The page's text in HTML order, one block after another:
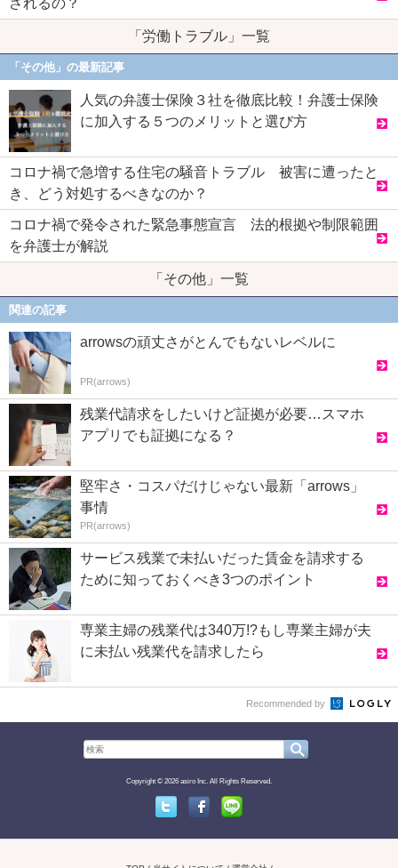
されるの？
「労働トラブル」一覧
「その他」の最新記事
人気の弁護士保険３社を徹底比較！弁護士保険
に加入する５つのメリットと選び方
コロナ禍で急増する住宅の騒音トラブル 被害に遭ったと
き、どう対処するべきなのか？
コロナ禍で発令された緊急事態宣言 法的根拠や制限範囲
を弁護士が解説
「その他」一覧
関連の記事
arrowsの頑丈さがとんでもないレベルに
PR(arrows)
残業代請求をしたいけど証拠が必要…スマホ
アプリでも証拠になる？
堅牢さ・コスパだけじゃない最新「arrows」
事情
PR(arrows)
サービス残業で未払いだった賃金を請求する
ために知っておくべき3つのポイント
専業主婦の残業代は340万!?もし専業主婦が夫
に未払い残業代を請求したら
Recommended by
Copyright © 2026 asiro Inc. All Rights Reserved.